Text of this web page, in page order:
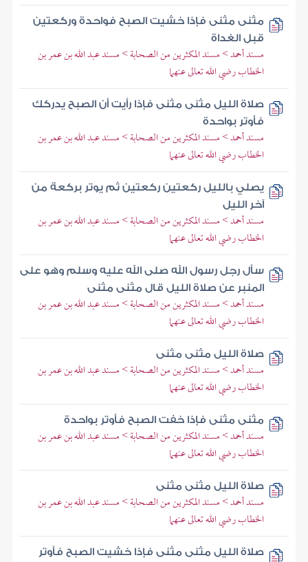
مثنى مثنى فإذا خشيت الصبح فواحدة وركعتين
قبل الغداة
مسند أحمد > مسند المكثرين من الصحابة > مسند عبد الله بن عمر بن
الخطاب رضي الله تعالى عنهما
صلاة الليل مثنى مثنى فإذا رأيت أن الصبح يدركك
فأوتر بواحدة
مسند أحمد > مسند المكثرين من الصحابة > مسند عبد الله بن عمر بن
الخطاب رضي الله تعالى عنهما
يصلي بالليل ركعتين ركعتين ثم يوتر بركعة من
آخر الليل
مسند أحمد > مسند المكثرين من الصحابة > مسند عبد الله بن عمر بن
الخطاب رضي الله تعالى عنهما
سأل رجل رسول الله صلى الله عليه وسلم وهو على
المنبر عن صلاة الليل قال مثنى مثنى
مسند أحمد > مسند المكثرين من الصحابة > مسند عبد الله بن عمر بن
الخطاب رضي الله تعالى عنهما
صلاة الليل مثنى مثنى
مسند أحمد > مسند المكثرين من الصحابة > مسند عبد الله بن عمر بن
الخطاب رضي الله تعالى عنهما
مثنى مثنى فإذا خفت الصبح فأوتر بواحدة
مسند أحمد > مسند المكثرين من الصحابة > مسند عبد الله بن عمر بن
الخطاب رضي الله تعالى عنهما
صلاة الليل مثنى مثنى
مسند أحمد > مسند المكثرين من الصحابة > مسند عبد الله بن عمر بن
الخطاب رضي الله تعالى عنهما
صلاة الليل مثنى مثنى فإذا خشيت الصبح فأوتر